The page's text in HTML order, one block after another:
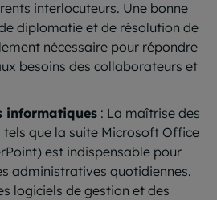
interlocuteurs. Une bonne
diplomatie et de résolution de
nécessaire pour répondre
besoins des collaborateurs et
informatiques : La maîtrise des
que la suite Microsoft Office
est indispensable pour
administratives quotidiennes.
logiciels de gestion et des